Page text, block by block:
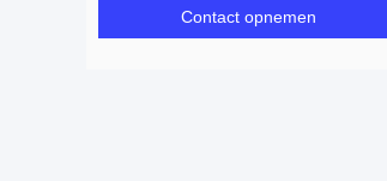
Contact opnemen